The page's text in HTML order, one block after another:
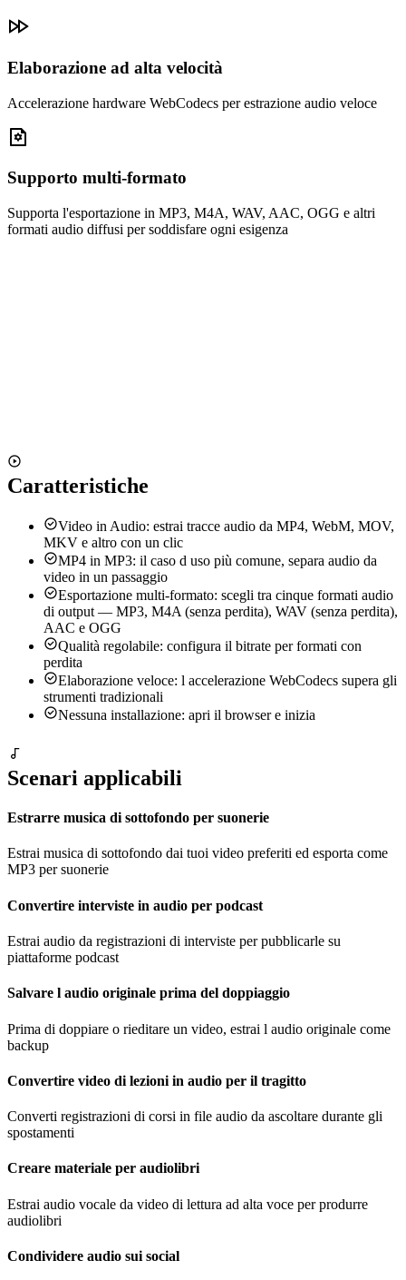
Elaborazione ad alta velocità
Accelerazione hardware WebCodecs per estrazione audio veloce
Supporto multi-formato
Supporta l'esportazione in MP3, M4A, WAV, AAC, OGG e altri
formati audio diffusi per soddisfare ogni esigenza
Supporta formati MP4, WebM, MOV, MKV, AVI e altri
Caratteristiche
Video in Audio: estrai tracce audio da MP4, WebM, MOV,
MKV e altro con un clic
MP4 in MP3: il caso d uso più comune, separa audio da
video in un passaggio
Esportazione multi-formato: scegli tra cinque formati audio
di output — MP3, M4A (senza perdita), WAV (senza perdita),
AAC e OGG
Qualità regolabile: configura il bitrate per formati con
perdita
Elaborazione veloce: l accelerazione WebCodecs supera gli
strumenti tradizionali
Nessuna installazione: apri il browser e inizia
Scenari applicabili
Estrarre musica di sottofondo per suonerie
Estrai musica di sottofondo dai tuoi video preferiti ed esporta come
MP3 per suonerie
Convertire interviste in audio per podcast
Estrai audio da registrazioni di interviste per pubblicarle su
piattaforme podcast
Salvare l audio originale prima del doppiaggio
Prima di doppiare o rieditare un video, estrai l audio originale come
backup
Convertire video di lezioni in audio per il tragitto
Converti registrazioni di corsi in file audio da ascoltare durante gli
spostamenti
Creare materiale per audiolibri
Estrai audio vocale da video di lettura ad alta voce per produrre
audiolibri
Condividere audio sui social